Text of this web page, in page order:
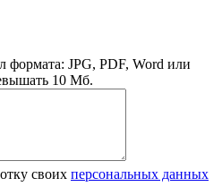
JPG, PDF, Word или
10 Мб.
своих персональных данных